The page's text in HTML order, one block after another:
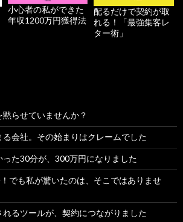
小心者の私ができた
年収1200万円獲得法
配るだけで契約が取
れる！「最強集客レ
ター術」
らせていませんか？
会社。その始まりはクレームでした
た30分が、300万円になりました
でも私が驚いたのは、そこではありませ
るツールが、契約につながりました